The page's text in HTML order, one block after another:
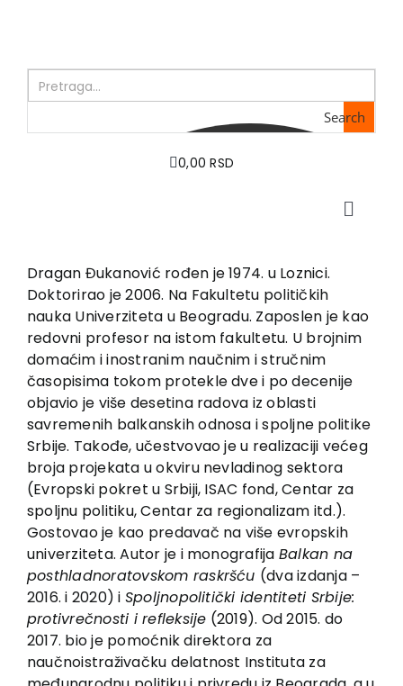
Search
0,00 RSD
Toggle
O nama
Knjige
U pripremi
Akcija
Autori
Vesti
EU PROJEKTI
Kontakt
Dragan Đukanović rođen je 1974. u Loznici.
Doktorirao je 2006. Na Fakultetu političkih
nauka Univerziteta u Beogradu. Zaposlen je kao
redovni profesor na istom fakultetu. U brojnim
domaćim i inostranim naučnim i stručnim
časopisima tokom protekle dve i po decenije
objavio je više desetina radova iz oblasti
savremenih balkanskih odnosa i spoljne politike
Srbije. Takođe, učestvovao je u realizaciji većeg
broja projekata u okviru nevladinog sektora
(Evropski pokret u Srbiji, ISAC fond, Centar za
spoljnu politiku, Centar za regionalizam itd.).
Gostovao je kao predavač na više evropskih
univerziteta. Autor je i monografija Balkan na
posthladnoratovskom raskršću (dva izdanja –
2016. i 2020) i Spoljnopolitički identiteti Srbije:
protivrečnosti i refleksije (2019). Od 2015. do
2017. bio je pomoćnik direktora za
naučnoistraživačku delatnost Instituta za